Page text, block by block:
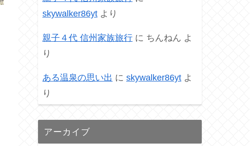
skywalker86yt より
親子４代 信州家族旅行 に ちんねん よ
り
ある温泉の思い出 に skywalker86yt よ
り
アーカイブ